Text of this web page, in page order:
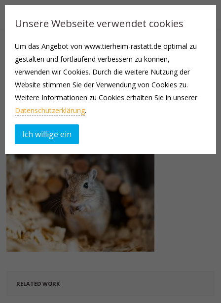
Unsere Mongolische Rennmaus Hanuta (weiblich) ist auf der
Suche nach einem neuen artgerechten und erfahrenen Zuhause.
Die Vergesellschaftung mit Knoppers ist hier leider gescheitert,
sodass beide einzeln in eine bereits vorhandene Gruppe oder zu
einen Einzeltier vermittelt werden.
Bei Interesse melden Sie sich sehr gerne telefonisch im Tierheim.
RELATED WORK
Unsere Webseite verwendet cookies
Um das Angebot von www.tierheim-rastatt.de optimal zu
gestalten und fortlaufend verbessern zu können,
verwenden wir Cookies. Durch die weitere Nutzung der
Website stimmen Sie der Verwendung von Cookies zu.
Weitere Informationen zu Cookies erhalten Sie in unserer
Datenschutzerklärung.
Ich willige ein